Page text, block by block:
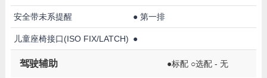
安全带未系提醒 ● 第一排
儿童座椅接口(ISO FIX/LATCH) ●
驾驶辅助 ●标配 ○选配 - 无